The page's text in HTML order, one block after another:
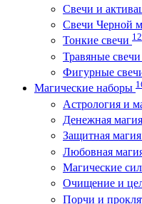
Свечи и
Свечи Черной
Тонкие свечи 12
Травяные свечи
Фигурные
Магические наборы
Астрология и
Денежная
Защитная магия
Любовная
Магические
Очищение и
Порчи и